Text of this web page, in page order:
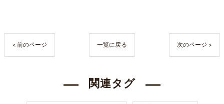
< 前のページ 一覧に戻る 次のページ >
関連タグ